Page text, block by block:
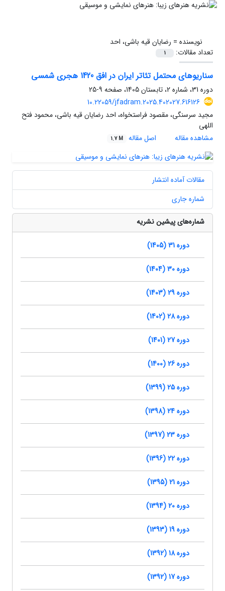
نویسنده = رضایان قیه باشی، احد
تعداد مقالات:
1
سناریوهای محتمل تئاتر ایران در افق 1420 هجری شمسی
دوره 31، شماره 2، تابستان 1405، صفحه
9-25
10.22059/jfadram.2025.402027.616126
مجید سرسنگی، مقصود فراستخواه، احد رضایان قیه باشی، محمود فتح
اللهی
مشاهده مقاله
اصل مقاله 1.7 M
مقالات آماده انتشار
شماره جاری
شماره‌های پیشین نشریه
دوره 31 (1405)
دوره 30 (1404)
دوره 29 (1403)
دوره 28 (1402)
دوره 27 (1401)
دوره 26 (1400)
دوره 25 (1399)
دوره 24 (1398)
دوره 23 (1397)
دوره 22 (1396)
دوره 21 (1395)
دوره 20 (1394)
دوره 19 (1393)
دوره 18 (1392)
دوره 17 (1392)